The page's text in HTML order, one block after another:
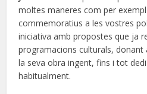
moltes maneres com per
commemoratius a les vostres
iniciativa amb propostes que ja
programacions culturals, donant
la seva obra ingent, fins i tot
habitualment.